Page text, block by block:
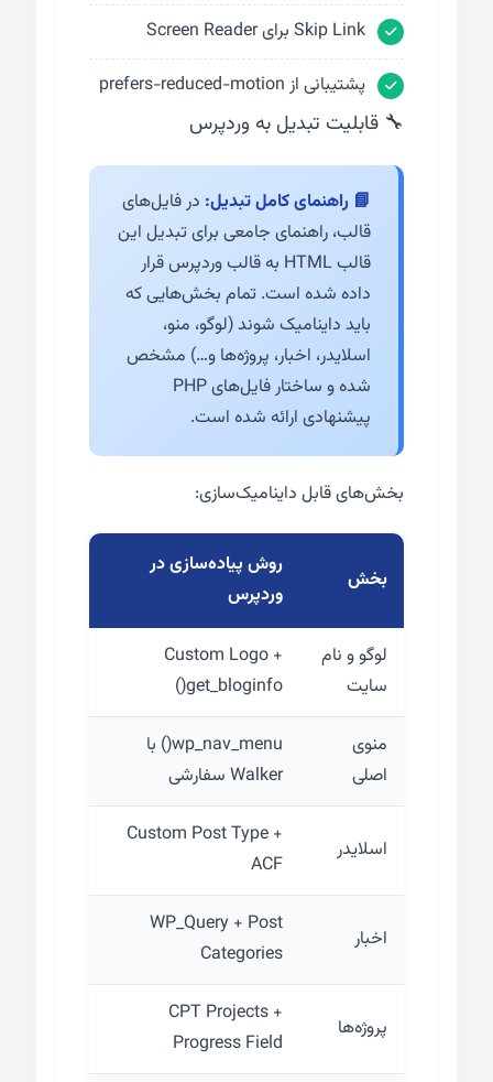
Skip Link برای Screen Reader
پشتیبانی از prefers-reduced-motion
🔧 قابلیت تبدیل به وردپرس
📘 راهنمای کامل تبدیل: در فایل‌های
قالب، راهنمای جامعی برای تبدیل این
قالب HTML به قالب وردپرس قرار
داده شده است. تمام بخش‌هایی که
باید داینامیک شوند (لوگو، منو،
اسلایدر، اخبار، پروژه‌ها و…) مشخص
شده و ساختار فایل‌های PHP
پیشنهادی ارائه شده است.
بخش‌های قابل داینامیک‌سازی:
بخش
روش پیاده‌سازی در
وردپرس
لوگو و نام
سایت
Custom Logo +
get_bloginfo()
منوی
اصلی
wp_nav_menu() با
Walker سفارشی
اسلایدر
Custom Post Type +
ACF
اخبار
WP_Query + Post
Categories
پروژه‌ها
CPT Projects +
Progress Field